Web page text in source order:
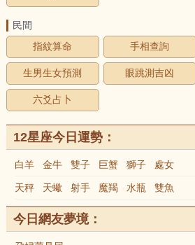
民間
指紋算命
手相查詢
生男生女預測 眼跳測吉凶
六爻占卜
12星座今日運勢：
白羊 金牛 雙子 巨蟹 獅子 處女
天秤 天蠍 射手 魔羯 水瓶 雙魚
今日網友夢境：